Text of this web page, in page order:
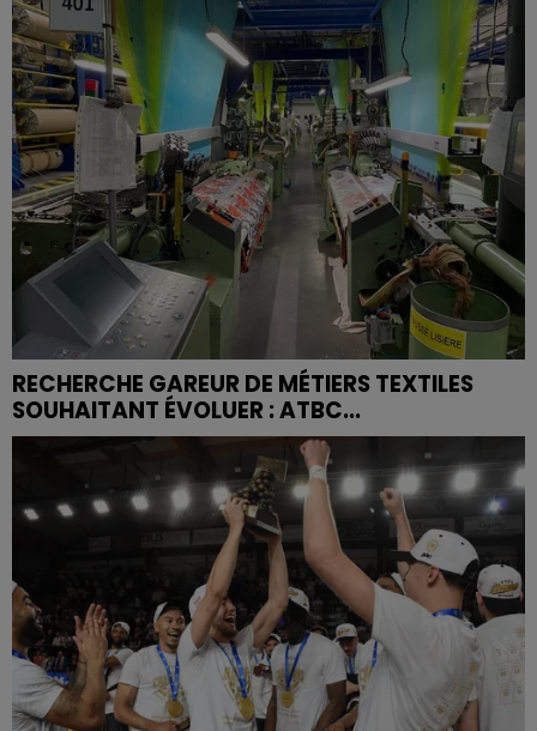
RECHERCHE GAREUR DE MÉTIERS TEXTILES
SOUHAITANT ÉVOLUER : ATBC...